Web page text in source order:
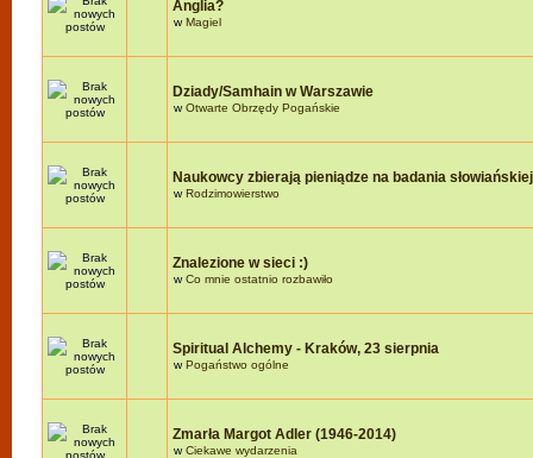
Anglia?
wMagiel
Dziady/Samhain w Warszawie
wOtwarte Obrzędy Pogańskie
Naukowcy zbierają pieniądze na badania
wRodzimowierstwo
Znalezione w sieci :)
wCo mnie ostatnio rozbawiło
Spiritual Alchemy - Kraków, 23 sierpnia
wPogaństwo ogólne
Zmarła Margot Adler (1946-2014)
wCiekawe wydarzenia